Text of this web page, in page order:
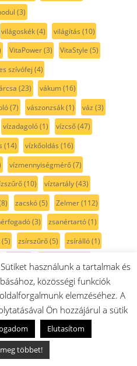
(3)
világoskék(4) világítás (10)
VitaPower(3) VitaStyle (5)
szívófej (4)
(23) vákum(16)
(7) vászonzsák(1) váz (3)
vízadagoló(1) vízcső(47)
(14) vízkőoldás (16)
vízmennyiségmérő(7)
(10) víztartály(43)
zacskó(5) Zelmer(112)
(3) zsanértartó(1)
(5) zsírszűrő(5) zsírálló(1)
állítókar(4) állórész (2)
maró(2) átfolyásmérő(9)
ázsiai zöldség szeletelő
(6)
(2) élvédő(2)
adagoló(3)
használunk a tartalmak és
közösségi funkciók
elemzéséhez. A
Ön hozzájárul a sütik
Elutasítom
többet!